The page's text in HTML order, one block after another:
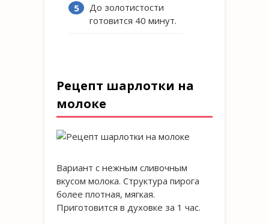
До золотистости
готовится 40 минут.
Рецепт шарлотки на
молоке
Вариант с нежным сливочным
вкусом молока. Структура пирога
более плотная, мягкая.
Приготовится в духовке за 1 час.